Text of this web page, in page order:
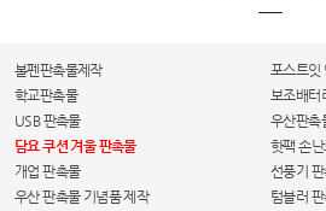
볼펜판촉물제작
포스트잇
학교판촉물
보조배터
USB 판촉물
우산판촉
담요 쿠션 겨울 판촉물
핫팩 손
개업 판촉물
선풍기
우산 판촉물 기념품 제작
텀블러